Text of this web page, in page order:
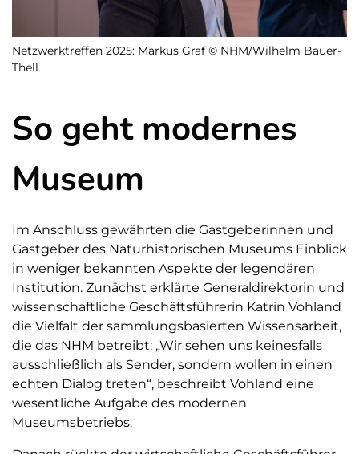
Netzwerktreffen 2025: Markus Graf © NHM/Wilhelm Bauer-
Thell
So geht modernes
Museum
Im Anschluss gewährten die Gastgeberinnen und
Gastgeber des Naturhistorischen Museums Einblick
in weniger bekannten Aspekte der legendären
Institution. Zunächst erklärte Generaldirektorin und
wissenschaftliche Geschäftsführerin Katrin Vohland
die Vielfalt der sammlungsbasierten Wissensarbeit,
die das NHM betreibt: „Wir sehen uns keinesfalls
ausschließlich als Sender, sondern wollen in einen
echten Dialog treten“, beschreibt Vohland eine
wesentliche Aufgabe des modernen
Museumsbetriebs.